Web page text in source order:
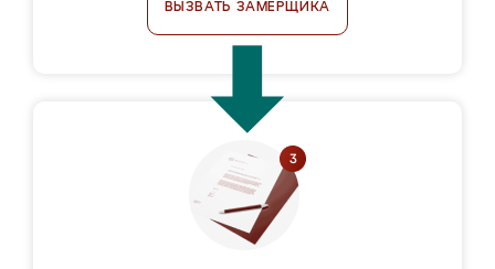
ВЫЗВАТЬ ЗАМЕРЩИКА